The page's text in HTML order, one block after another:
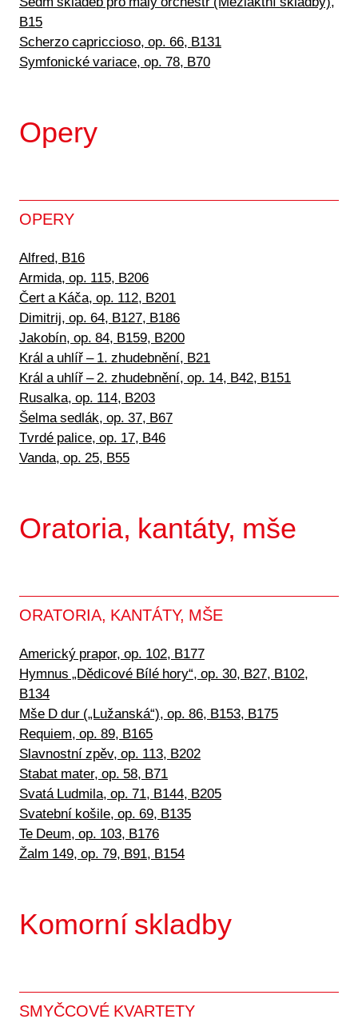
Sedm skladeb pro malý orchestr (Meziaktní skladby),
B15
Scherzo capriccioso, op. 66, B131
Symfonické variace, op. 78, B70
Opery
OPERY
Alfred, B16
Armida, op. 115, B206
Čert a Káča, op. 112, B201
Dimitrij, op. 64, B127, B186
Jakobín, op. 84, B159, B200
Král a uhlíř – 1. zhudebnění, B21
Král a uhlíř – 2. zhudebnění, op. 14, B42, B151
Rusalka, op. 114, B203
Šelma sedlák, op. 37, B67
Tvrdé palice, op. 17, B46
Vanda, op. 25, B55
Oratoria, kantáty, mše
ORATORIA, KANTÁTY, MŠE
Americký prapor, op. 102, B177
Hymnus „Dědicové Bílé hory“, op. 30, B27, B102,
B134
Mše D dur („Lužanská“), op. 86, B153, B175
Requiem, op. 89, B165
Slavnostní zpěv, op. 113, B202
Stabat mater, op. 58, B71
Svatá Ludmila, op. 71, B144, B205
Svatební košile, op. 69, B135
Te Deum, op. 103, B176
Žalm 149, op. 79, B91, B154
Komorní skladby
SMYČCOVÉ KVARTETY